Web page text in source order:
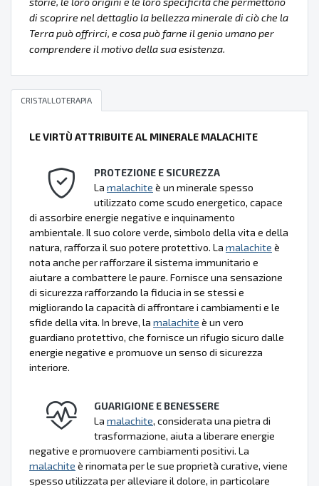
di scoprire nel dettaglio la bellezza minerale di ciò che la
Terra può offrirci, e cosa può farne il genio umano per
comprendere il motivo della sua esistenza.
CRISTALLOTERAPIA
LE VIRTÙ ATTRIBUITE AL MINERALE MALACHITE
PROTEZIONE E SICUREZZA
La malachite è un minerale spesso
utilizzato come scudo energetico, capace
di assorbire energie negative e inquinamento
ambientale. Il suo colore verde, simbolo della vita e della
natura, rafforza il suo potere protettivo. La malachite è
nota anche per rafforzare il sistema immunitario e
aiutare a combattere le paure. Fornisce una sensazione
di sicurezza rafforzando la fiducia in se stessi e
migliorando la capacità di affrontare i cambiamenti e le
sfide della vita. In breve, la malachite è un vero
guardiano protettivo, che fornisce un rifugio sicuro dalle
energie negative e promuove un senso di sicurezza
interiore.
GUARIGIONE E BENESSERE
La malachite, considerata una pietra di
trasformazione, aiuta a liberare energie
negative e promuovere cambiamenti positivi. La
malachite è rinomata per le sue proprietà curative, viene
spesso utilizzata per alleviare il dolore, in particolare